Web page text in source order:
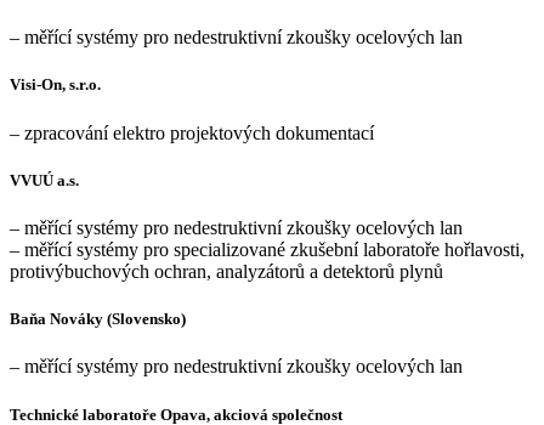
– měřící systémy pro nedestruktivní zkoušky ocelových lan
Visi-On, s.r.o.
– zpracování elektro projektových dokumentací
VVUÚ a.s.
– měřící systémy pro nedestruktivní zkoušky ocelových lan
– měřící systémy pro specializované zkušební laboratoře hořlavosti,
protivýbuchových ochran, analyzátorů a detektorů plynů
Baňa Nováky (Slovensko)
– měřící systémy pro nedestruktivní zkoušky ocelových lan
Technické laboratoře Opava, akciová společnost